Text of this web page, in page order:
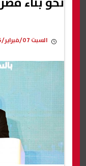
السبت 07/فبراير/2026 - 08:51 م